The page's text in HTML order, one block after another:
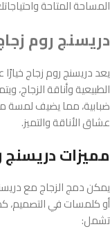
المساحة المتاحة
دريسنج روم
يعد دريسنج روم زجاج
الطبيعية وأناقة الزجاج،
ضبابية، مما يضيف لمسة
عشاق الأناقة والتميز.
مميزات دريسنج
يمكن دمج الزجاج مع
أو كلمسات في التصميم،
تشمل: